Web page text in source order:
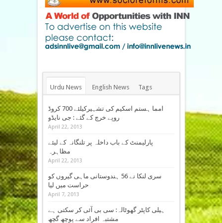
Urdu News English News Tags
امما ہستم اسکیم کی تشہیرکیلئے 700 کروڈ
روپے خرچ کے گئے : جی نایڈو
April 22, 2013
پارلیمنٹ کے باب داخلہ پر تلنگانہ کے لیئے
مظاہرہ
April 22, 2013
سری لنکا نے 56 ہندوستانی ماہی گیروں کو
حراست میں لیا
April 7, 2013
ہیلی کاپٹر گھوٹالہ: سی بی آئی کر سکتی ہے
مشتبہ افراد سے پوچھ گچھ